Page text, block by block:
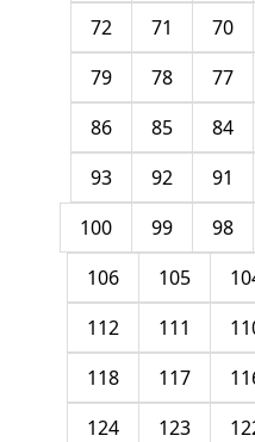
70
71
72
77
78
79
84
85
86
91
92
93
98
99
100
105
106
111
112
117
118
123
124